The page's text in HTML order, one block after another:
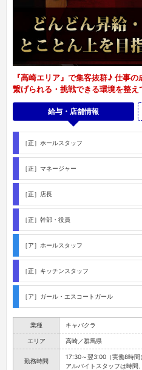
『高崎エリア』で集客抜群♪ 仕事
繋げられる・挑戦できる環境を整え
給与・店舗情報
［正］ホールスタッフ
［正］マネージャー
［正］店長
［正］幹部・役員
［ア］ホールスタッフ
［正］キッチンスタッフ
［ア］ガール・エスコートガール
業種 キャバクラ
エリア 高崎／群馬県
勤務時間
17:30～翌3:00（実働8時間）
アルバイトスタッフは時間